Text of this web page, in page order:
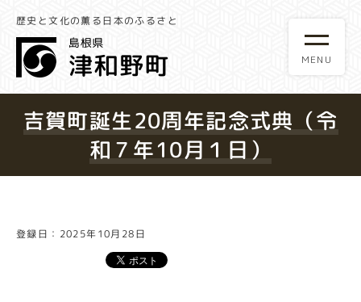
歴史と文化の薫る日本のふるさと
吉賀町誕生20周年記念式典（令
和７年10月１日）
登録日：2025年10月28日